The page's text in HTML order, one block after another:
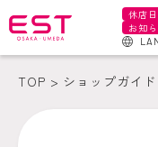
休店日
お知
TOP ショップガイド